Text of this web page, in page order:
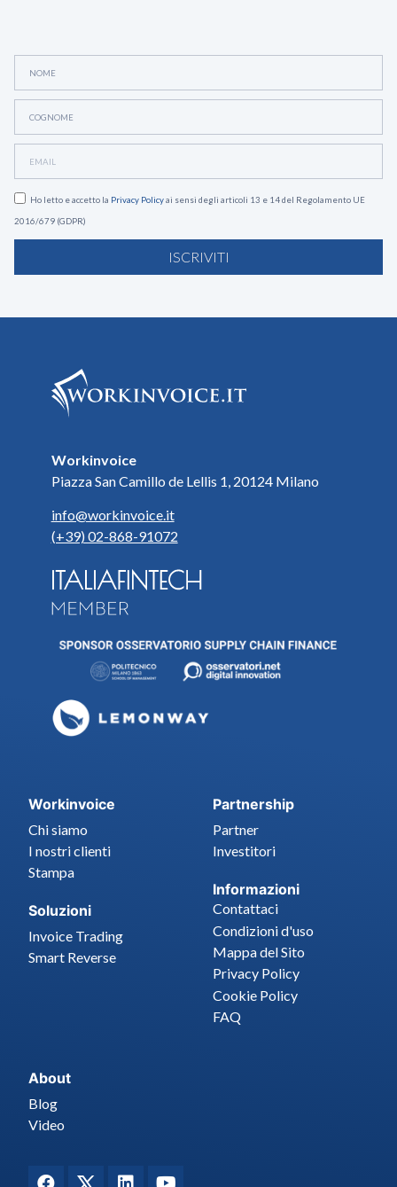
Ho letto e accetto la Privacy Policyai sensi degli articoli 13 e 14 del Regolamento UE
2016/679 (GDPR)
ISCRIVITI
Workinvoice
Piazza San Camillo de Lellis 1, 20124 Milano
info@workinvoice.it
(+39) 02-868-91072
Workinvoice
Chi siamo
I nostri clienti
Stampa
Soluzioni
Invoice Trading
Smart Reverse
Partnership
Partner
Investitori
Informazioni
Contattaci
Condizioni d'uso
Mappa del Sito
Privacy Policy
Cookie Policy
FAQ
About
Blog
Video